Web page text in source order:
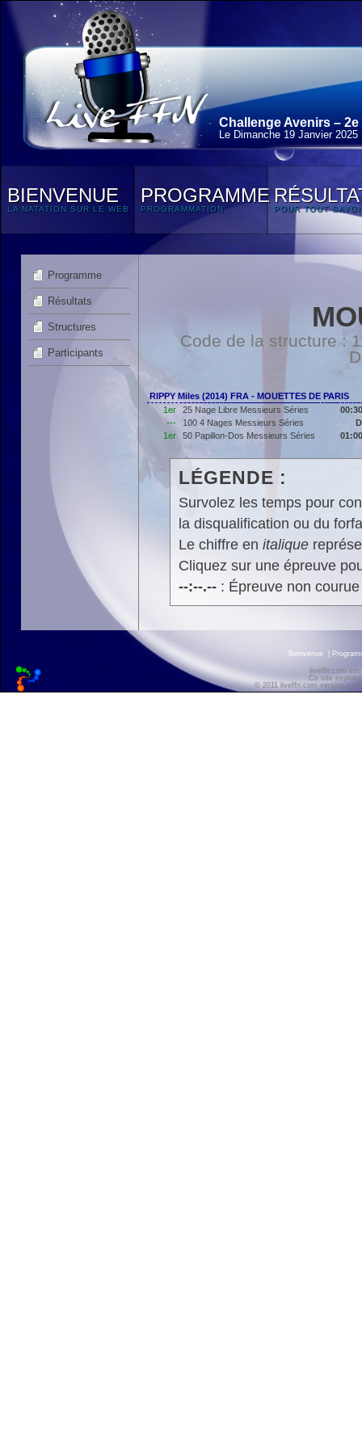
Challenge Avenirs – 2e
Le Dimanche 19 Janvier 2025
BIENVENUE
LA NATATION SUR LE WEB
PROGRAMME
PROGRAMMATION POUR TOUT
Programme
Résultats
Structures
Participants
Code de la structure :
RIPPY Miles (2014) FRA - MOUETTES DE PARIS
1er
25 Nage Libre Messieurs Séries
---
100 4 Nages Messieurs Séries
1er
50 Papillon-Dos Messieurs Séries
LÉGENDE :
Survolez les temps pour
la disqualification ou du
Le chiffre en italique
Cliquez sur une épreuve
--:--.--: Épreuve non
Bienvenue
liveffn.com est
Ce site
© 2011 liveffn.com version :